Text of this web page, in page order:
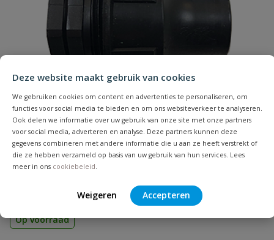
Deze website maakt gebruik van cookies
We gebruiken cookies om content en advertenties te personaliseren, om
functies voor social media te bieden en om ons websiteverkeer te analyseren.
Ook delen we informatie over uw gebruik van onze site met onze partners
voor social media, adverteren en analyse. Deze partners kunnen deze
gegevens combineren met andere informatie die u aan ze heeft verstrekt of
die ze hebben verzameld op basis van uw gebruik van hun services. Lees
meer in ons cookiebeleid.
Weigeren Accepteren
Samenvatting
Beoordeling
Beoordeling versturen
Druppelslang klemkoppeling afdicht stop
Voor het afdichten van een druppelslang
Op voorraad